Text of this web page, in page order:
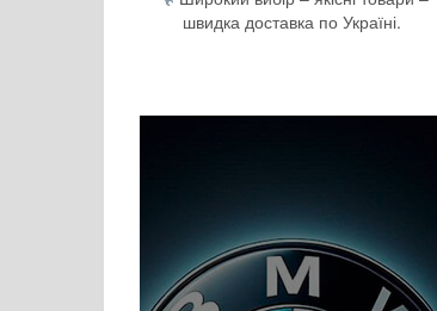
швидка доставка по Україні.